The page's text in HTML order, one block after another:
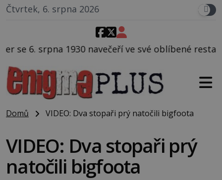
Čtvrtek, 6. srpna 2026
ve své oblíbené restauraci, pak si na ulici
Domů VIDEO: Dva stopaři prý natočili bigfoota
VIDEO: Dva stopaři prý
natočili bigfoota